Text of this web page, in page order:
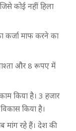
कोई नहीं हिला
कर्जा माफ करने का
और 8 रूपए में
किया है। 3 हजार
किया है।
मांग रहे हैं। देश की